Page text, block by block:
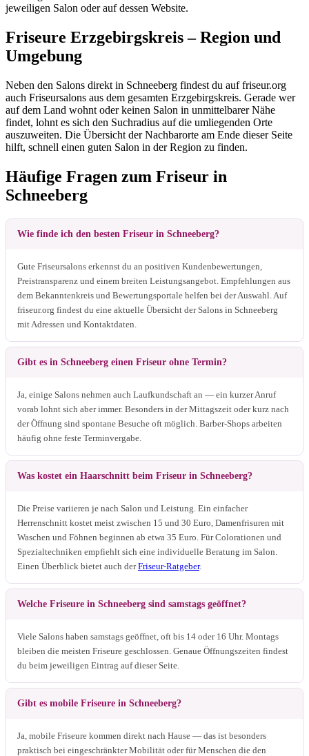
jeweiligen Salon oder auf dessen Website.
Friseure Erzgebirgskreis – Region und
Umgebung
Neben den Salons direkt in Schneeberg findest du auf friseur.org
auch Friseursalons aus dem gesamten Erzgebirgskreis. Gerade wer
auf dem Land wohnt oder keinen Salon in unmittelbarer Nähe
findet, lohnt es sich den Suchradius auf die umliegenden Orte
auszuweiten. Die Übersicht der Nachbarorte am Ende dieser Seite
hilft, schnell einen guten Salon in der Region zu finden.
Häufige Fragen zum Friseur in
Schneeberg
Wie finde ich den besten Friseur in Schneeberg?
Gute Friseursalons erkennst du an positiven Kundenbewertungen,
Preistransparenz und einem breiten Leistungsangebot. Empfehlungen aus
dem Bekanntenkreis und Bewertungsportale helfen bei der Auswahl. Auf
friseur.org findest du eine aktuelle Übersicht der Salons in Schneeberg
mit Adressen und Kontaktdaten.
Gibt es in Schneeberg einen Friseur ohne Termin?
Ja, einige Salons nehmen auch Laufkundschaft an — ein kurzer Anruf
vorab lohnt sich aber immer. Besonders in der Mittagszeit oder kurz nach
der Öffnung sind spontane Besuche oft möglich. Barber-Shops arbeiten
häufig ohne feste Terminvergabe.
Was kostet ein Haarschnitt beim Friseur in Schneeberg?
Die Preise variieren je nach Salon und Leistung. Ein einfacher
Herrenschnitt kostet meist zwischen 15 und 30 Euro, Damenfrisuren mit
Waschen und Föhnen beginnen ab etwa 35 Euro. Für Colorationen und
Spezialtechniken empfiehlt sich eine individuelle Beratung im Salon.
Einen Überblick bietet auch derFriseur-Ratgeber.
Welche Friseure in Schneeberg sind samstags geöffnet?
Viele Salons haben samstags geöffnet, oft bis 14 oder 16 Uhr. Montags
bleiben die meisten Friseure geschlossen. Genaue Öffnungszeiten findest
du beim jeweiligen Eintrag auf dieser Seite.
Gibt es mobile Friseure in Schneeberg?
Ja, mobile Friseure kommen direkt nach Hause — das ist besonders
praktisch bei eingeschränkter Mobilität oder für Menschen die den